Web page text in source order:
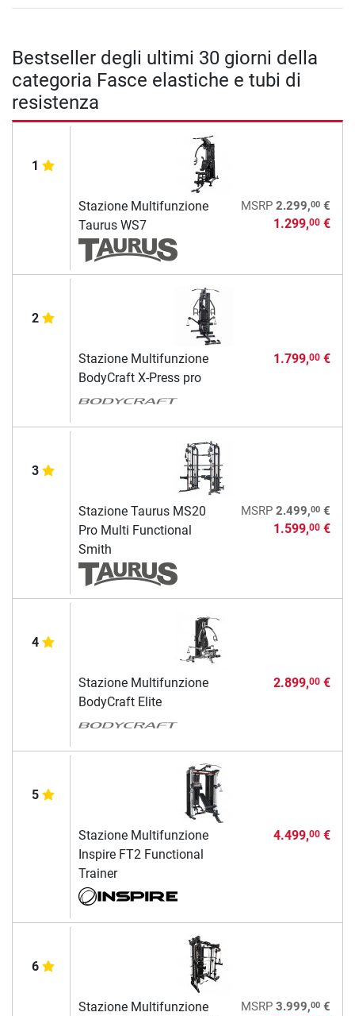
Bestseller degli ultimi 30 giorni della
categoria Fasce elastiche e tubi di
resistenza
1
Stazione Multifunzione
Taurus WS7
MSRP 2.299,00€
1.299,00€
2
Stazione Multifunzione
BodyCraft X-Press pro
1.799,00€
3
Stazione Taurus MS20
Pro Multi Functional
Smith
MSRP 2.499,00€
1.599,00€
4
Stazione Multifunzione
BodyCraft Elite
2.899,00€
5
Stazione Multifunzione
Inspire FT2 Functional
Trainer
4.499,00€
6
Stazione Multifunzione
MSRP 3.999,00€